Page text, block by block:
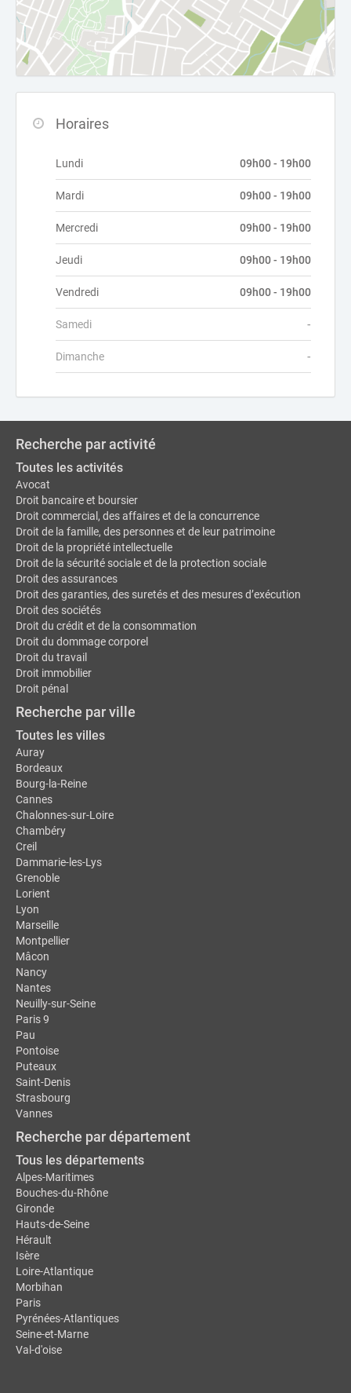
Horaires
Lundi 09h00 - 19h00
Mardi 09h00 - 19h00
Mercredi 09h00 - 19h00
Jeudi 09h00 - 19h00
Vendredi 09h00 - 19h00
Samedi -
Dimanche -
Recherche par activité
Toutes les activités
Avocat
Droit bancaire et boursier
Droit commercial, des affaires et de la concurrence
Droit de la famille, des personnes et de leur patrimoine
Droit de la propriété intellectuelle
Droit de la sécurité sociale et de la protection sociale
Droit des assurances
Droit des garanties, des suretés et des mesures d’exécution
Droit des sociétés
Droit du crédit et de la consommation
Droit du dommage corporel
Droit du travail
Droit immobilier
Droit pénal
Recherche par ville
Toutes les villes
Auray
Bordeaux
Bourg-la-Reine
Cannes
Chalonnes-sur-Loire
Chambéry
Creil
Dammarie-les-Lys
Grenoble
Lorient
Lyon
Marseille
Montpellier
Mâcon
Nancy
Nantes
Neuilly-sur-Seine
Paris 9
Pau
Pontoise
Puteaux
Saint-Denis
Strasbourg
Vannes
Recherche par département
Tous les départements
Alpes-Maritimes
Bouches-du-Rhône
Gironde
Hauts-de-Seine
Hérault
Isère
Loire-Atlantique
Morbihan
Paris
Pyrénées-Atlantiques
Seine-et-Marne
Val-d'oise